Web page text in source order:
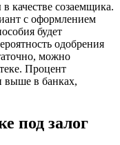
качестве созаемщика.
с оформлением
будет
одобрения
можно
Процент
выше в банках,
под залог